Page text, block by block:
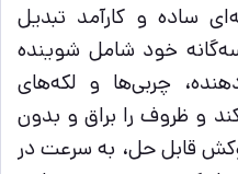
ساده و کارآمد تبدیل
خود شامل شوینده
چربی‌ها و لکه‌های
و ظروف را براق و بدون
قابل حل، به سرعت در